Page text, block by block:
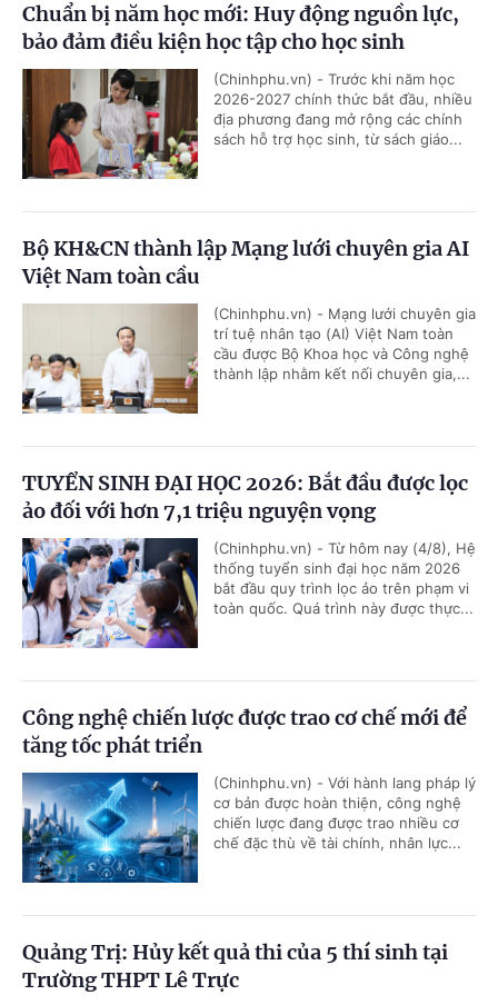
Chuẩn bị năm học mới: Huy động nguồn lực,
bảo đảm điều kiện học tập cho học sinh
(Chinhphu.vn) - Trước khi năm học
2026-2027 chính thức bắt đầu, nhiều
địa phương đang mở rộng các chính
sách hỗ trợ học sinh, từ sách giáo...
Bộ KH&CN thành lập Mạng lưới chuyên gia AI
Việt Nam toàn cầu
(Chinhphu.vn) - Mạng lưới chuyên gia
trí tuệ nhân tạo (AI) Việt Nam toàn
cầu được Bộ Khoa học và Công nghệ
thành lập nhằm kết nối chuyên gia,...
TUYỂN SINH ĐẠI HỌC 2026: Bắt đầu được lọc
ảo đối với hơn 7,1 triệu nguyện vọng
(Chinhphu.vn) - Từ hôm nay (4/8), Hệ
thống tuyển sinh đại học năm 2026
bắt đầu quy trình lọc ảo trên phạm vi
toàn quốc. Quá trình này được thực...
Công nghệ chiến lược được trao cơ chế mới để
tăng tốc phát triển
(Chinhphu.vn) - Với hành lang pháp lý
cơ bản được hoàn thiện, công nghệ
chiến lược đang được trao nhiều cơ
chế đặc thù về tài chính, nhân lực...
Quảng Trị: Hủy kết quả thi của 5 thí sinh tại
Trường THPT Lê Trực